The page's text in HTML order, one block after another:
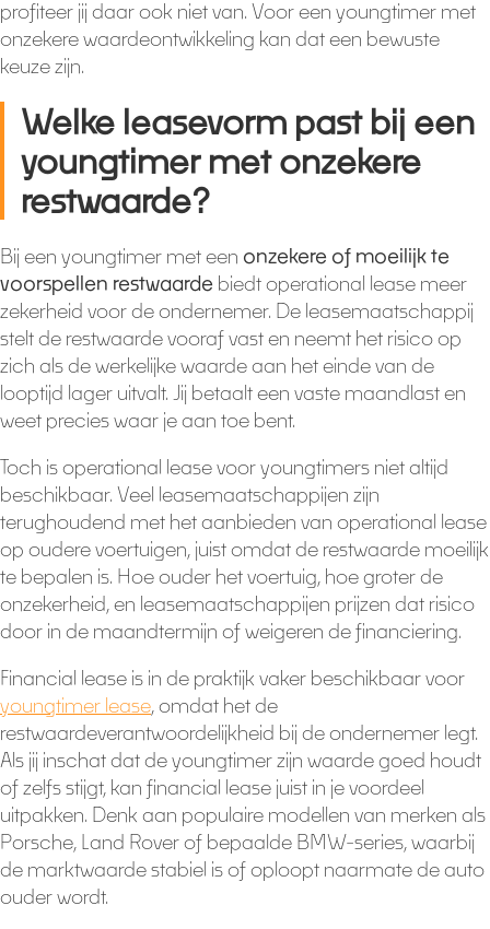
profiteer jij daar ook niet van. Voor een youngtimer met
onzekere waardeontwikkeling kan dat een bewuste
keuze zijn.
Welke leasevorm past bij een
youngtimer met onzekere
restwaarde?
Bij een youngtimer met een onzekere of moeilijk te
voorspellen restwaarde biedt operational lease meer
zekerheid voor de ondernemer. De leasemaatschappij
stelt de restwaarde vooraf vast en neemt het risico op
zich als de werkelijke waarde aan het einde van de
looptijd lager uitvalt. Jij betaalt een vaste maandlast en
weet precies waar je aan toe bent.
Toch is operational lease voor youngtimers niet altijd
beschikbaar. Veel leasemaatschappijen zijn
terughoudend met het aanbieden van operational lease
op oudere voertuigen, juist omdat de restwaarde moeilijk
te bepalen is. Hoe ouder het voertuig, hoe groter de
onzekerheid, en leasemaatschappijen prijzen dat risico
door in de maandtermijn of weigeren de financiering.
Financial lease is in de praktijk vaker beschikbaar voor
youngtimer lease, omdat het de
restwaardeverantwoordelijkheid bij de ondernemer legt.
Als jij inschat dat de youngtimer zijn waarde goed houdt
of zelfs stijgt, kan financial lease juist in je voordeel
uitpakken. Denk aan populaire modellen van merken als
Porsche, Land Rover of bepaalde BMW-series, waarbij
de marktwaarde stabiel is of oploopt naarmate de auto
ouder wordt.